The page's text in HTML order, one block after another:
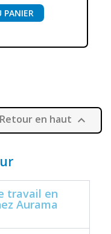
PANIER
Retour en haut 
travail en
Aurama